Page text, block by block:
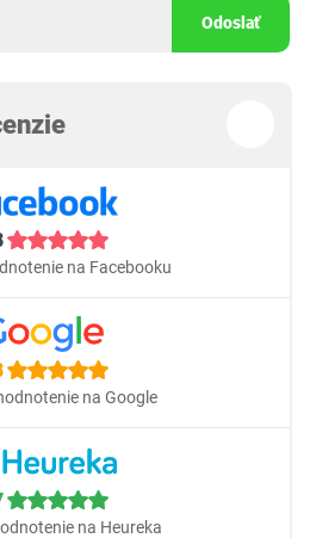
Odoslať
na Facebooku
na Google
na Heureka